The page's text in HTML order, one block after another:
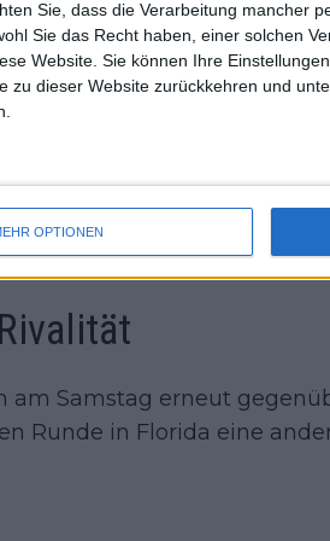
Sie, dass die Verarbeitung mancher
Sie das Recht haben, einer solchen
Website. Sie können Ihre
zu dieser Website zurückkehren und
OPTIONEN
wird gegen einen äußerst
2025: Spielplan,
Programm
am Samstag erneut
Runde in Florida eine